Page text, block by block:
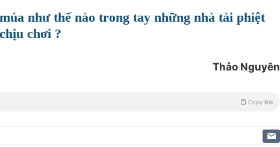
như thế nào trong tay những nhà tài phiệt
chơi ?
Thảo Nguyên
Copy link